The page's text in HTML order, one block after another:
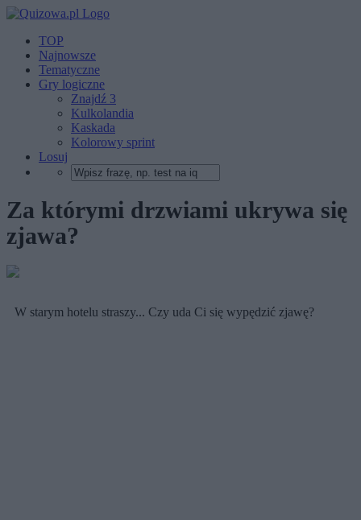
TOP
Najnowsze
Tematyczne
Gry logiczne
Znajdź 3
Kulkolandia
Kaskada
Kolorowy sprint
Losuj
Za którymi drzwiami ukrywa się
zjawa?
W starym hotelu straszy... Czy uda Ci się wypędzić zjawę?